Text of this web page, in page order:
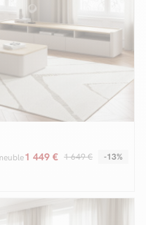
1 449 € 1 649 € -13%